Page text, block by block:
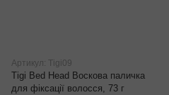
Артикул: Tigi09
Tigi Bed Head Воскова паличка
для фіксації волосся, 73 г